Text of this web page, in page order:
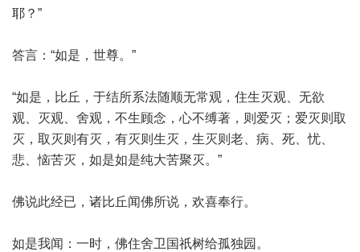
耶？”
答言：“如是，世尊。”
“如是，比丘，于结所系法随顺无常观，住生灭观、无欲
观、灭观、舍观，不生顾念，心不缚著，则爱灭；爱灭则取
灭，取灭则有灭，有灭则生灭，生灭则老、病、死、忧、
悲、恼苦灭，如是如是纯大苦聚灭。”
佛说此经已，诸比丘闻佛所说，欢喜奉行。
如是我闻：一时，佛住舍卫国祇树给孤独园。